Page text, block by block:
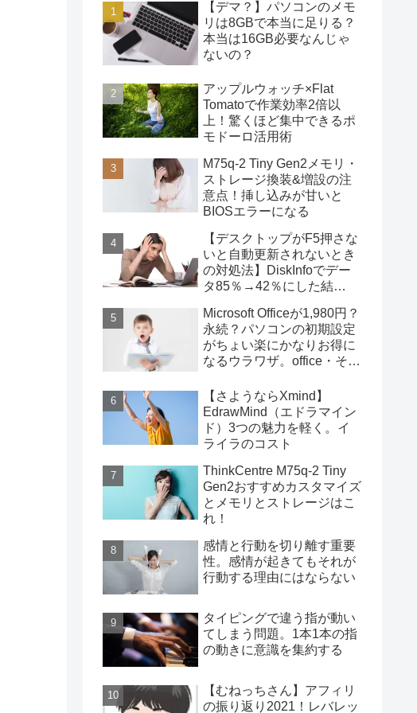
【デマ？】パソコンのメモ
リは8GBで本当に足りる？
本当は16GB必要なんじゃ
ないの？
アップルウォッチ×Flat
Tomatoで作業効率2倍以
上！驚くほど集中できるポ
モドーロ活用術
M75q-2 Tiny Gen2メモリ・
ストレージ換装&増設の注
意点！挿し込みが甘いと
BIOSエラーになる
【デスクトップがF5押さな
いと自動更新されないとき
の対処法】DiskInfoでデー
タ85％→42％にした結
Microsoft Officeが1,980円？
永続？パソコンの初期設定
がちょい楽にかなりお得に
なるウラワザ。office・その
【さようならXmind】
EdrawMind（エドラマイン
ド）3つの魅力を軽く。イ
ライラのコスト
ThinkCentre M75q-2 Tiny
Gen2おすすめカスタマイズ
とメモリとストレージはこ
れ！
感情と行動を切り離す重要
性。感情が起きてもそれが
行動する理由にはならない
タイピングで違う指が動い
てしまう問題。1本1本の指
の動きに意識を集約する
【むねっちさん】アフィリ
の振り返り2021！レバレッ